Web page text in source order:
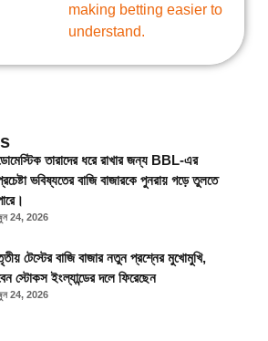
making betting easier to
understand.
তারাদের ধরে রাখার জন্য BBL-এর
ভবিষ্যতের বাজি বাজারকে পুনরায় গড়ে তুলতে
24, 2026
টেস্টের বাজি বাজার নতুন প্রশ্নের মুখোমুখি,
স্টোকস ইংল্যান্ডের দলে ফিরেছেন
24, 2026